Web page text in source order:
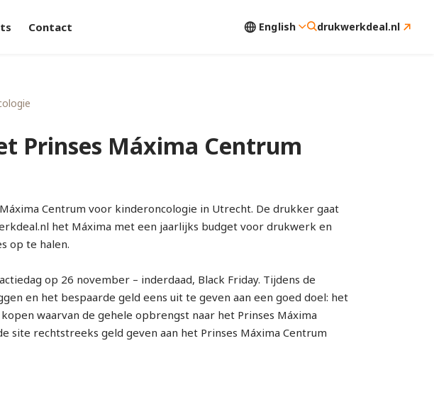
Contact English drukwerkdeal.nl
Prinses Máxima Centrum
Centrum voor kinderoncologie in Utrecht. De drukker gaat
het Máxima met een jaarlijks budget voor drukwerk en
op te halen.
op 26 november – inderdaad, Black Friday. Tijdens de
en het bespaarde geld eens uit te geven aan een goed doel: het
waarvan de gehele opbrengst naar het Prinses Máxima
site rechtstreeks geld geven aan het Prinses Máxima Centrum